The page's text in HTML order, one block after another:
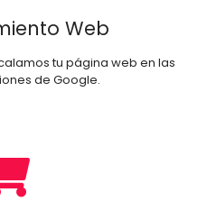
Web
tu página web en las
de Google.